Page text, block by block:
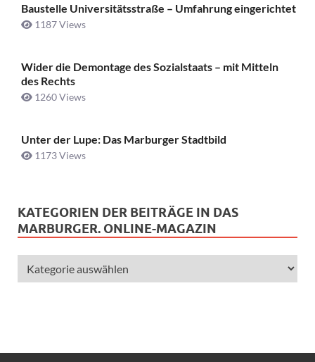
Baustelle Universitätsstraße ­– Umfahrung eingerichtet
1187 Views
Wider die Demontage des Sozialstaats – mit Mitteln
des Rechts
1260 Views
Unter der Lupe: Das Marburger Stadtbild
1173 Views
KATEGORIEN DER BEITRÄGE IN DAS
MARBURGER. ONLINE-MAGAZIN